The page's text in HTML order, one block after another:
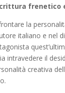
frenetico
la
italiano e nel
intravedere il
creativa